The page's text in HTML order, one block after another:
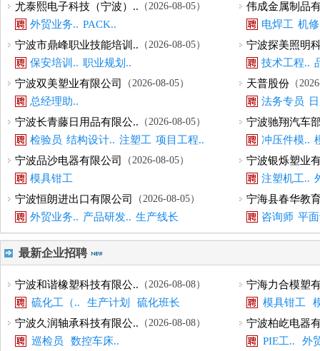
尤泰熙电子科技（宁波）.. （2026-08-05）
外贸业务.. PACK..
伟成金属制品
电焊工 机
宁波市鼎峰职业技能培训.. （2026-08-05）
保安培训.. 职业规划..
宁波探美照明
技术工程..
宁波双美塑业有限公司
（2026-08-05）
总经理助..
天普股份 （
法务专员
宁波长青藤日用品有限公.. （2026-08-05）
检验员 结构设计.. 注塑工 项目工程..
宁波驰翔汽车
冲压件模..
宁波品沙电器有限公司
（2026-08-05）
模具钳工
宁波银烁塑业
注塑机工..
宁波恒朗进出口有限公司
（2026-08-05）
外贸业务.. 产品研发.. 生产线长
宁海县春华教
咨询师 平
最新企业招聘
宁波和谐橡塑科技有限公.. （2026-08-08）
硫化工（.. 生产计划
硫化班长
技术研发..
宁海力合模塑
模具钳工
宁波久润轴承科技有限公.. （2026-08-08）
巡检员 数控车床..
宁波柏屹电器
PIE工..
外